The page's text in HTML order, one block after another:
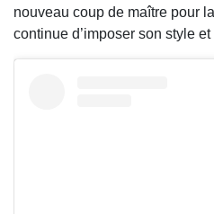
nouveau coup de maître pour la
continue d’imposer son style